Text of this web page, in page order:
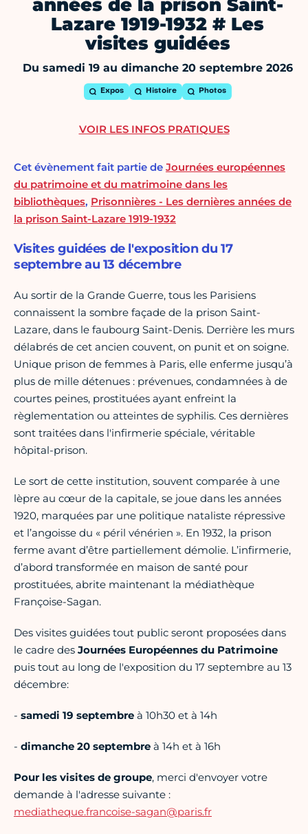
années de la prison Saint-
Lazare 1919-1932 # Les
visites guidées
Du samedi 19 au dimanche 20 septembre 2026
Expos Histoire Photos
Cet évènement fait partie de Journées européennes
du patrimoine et du matrimoine dans les
bibliothèques, Prisonnières - Les dernières années de
la prison Saint-Lazare 1919-1932
Visites guidées de l'exposition du 17
septembre au 13 décembre
Au sortir de la Grande Guerre, tous les Parisiens
connaissent la sombre façade de la prison Saint-
Lazare, dans le faubourg Saint-Denis. Derrière les murs
délabrés de cet ancien couvent, on punit et on soigne.
Unique prison de femmes à Paris, elle enferme jusqu’à
plus de mille détenues : prévenues, condamnées à de
courtes peines, prostituées ayant enfreint la
règlementation ou atteintes de syphilis. Ces dernières
sont traitées dans l'infirmerie spéciale, véritable
hôpital-prison.
Le sort de cette institution, souvent comparée à une
lèpre au cœur de la capitale, se joue dans les années
1920, marquées par une politique nataliste répressive
et l’angoisse du « péril vénérien ». En 1932, la prison
ferme avant d’être partiellement démolie. L’infirmerie,
d’abord transformée en maison de santé pour
prostituées, abrite maintenant la médiathèque
Françoise-Sagan.
Des visites guidées tout public seront proposées dans
le cadre des Journées Européennes du Patrimoine
puis tout au long de l'exposition du 17 septembre au 13
décembre:
- samedi 19 septembre à 10h30 et à 14h
- dimanche 20 septembre à 14h et à 16h
Pour les visites de groupe, merci d'envoyer votre
demande à l'adresse suivante :
mediatheque.francoise-sagan@paris.fr
VOIR LES INFOS PRATIQUES